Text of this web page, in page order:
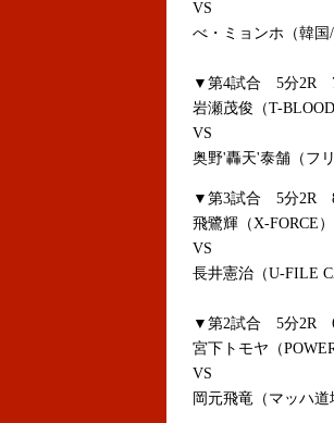
VS
べ・ミョンホ（韓
▼第4試合 5分2R
岩瀬茂俊（T-
VS
奥野'轟天'泰舗（フ
▼第3試合 5分2R
飛鷺輝（X-FORCE）
VS
長井憲治（U-FILE
▼第2試合 5分2R
宮下トモヤ（
VS
岡元飛竜（マッハ道